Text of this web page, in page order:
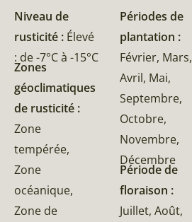
Niveau de
rusticité : Élevé
: de -7°C à -15°C
Zones
géoclimatiques
de rusticité :
Zone
tempérée,
Zone
océanique,
Zone de
Périodes de
plantation :
Février, Mars,
Avril, Mai,
Septembre,
Octobre,
Novembre,
Décembre
Période de
floraison :
Juillet, Août,